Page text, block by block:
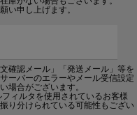
い申し上げます。
確認メール」「発送メール」等を
ーバーのエラーやメール受信設定
場合がございます。
ィルタを使用されているお客様
り分けられている可能性もござい